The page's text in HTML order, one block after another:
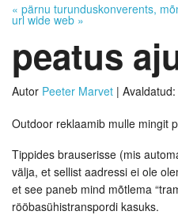
« pärnu turunduskonverents,
url wide web »
peatus
Autor Peeter Marvet | Avaldatud:
Outdoor reklaamib mulle mingit
Tippides brauserisse (mis
välja, et sellist aadressi ei ole
et see paneb mind mõtlema
rööbasühistranspordi kasuks.